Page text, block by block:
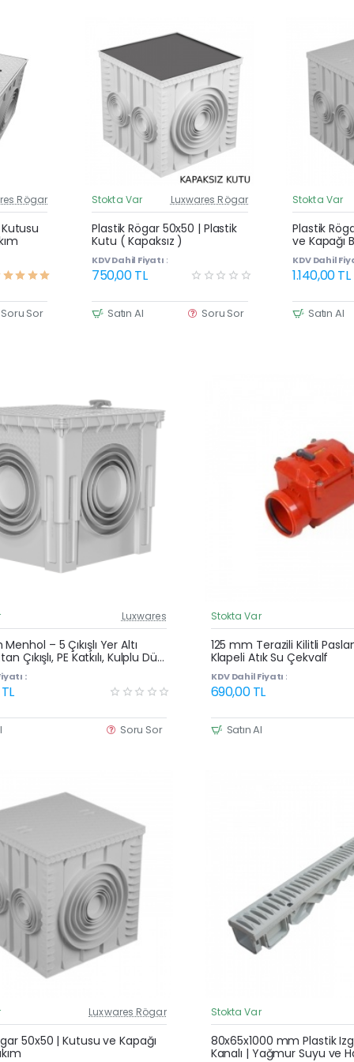
Fiyat
Yeni Ürün
Rögar
Soru Sor
Güncel Fiyat
Yeni Ürün
Stokta Var Luxwares Rögar
Plastik Rögar 50x50 | Plastik
Kutu ( Kapaksız )
KDV Dahil Fiyatı :
750,00 TL
Satın Al Soru Sor
Stokta Var
Plastik
ve Kapağı
KDV Dahil
1.140,00 TL
Satın Al
Güncel Fiyat
Yeni Ürün
Luxwares
– 5 Çıkışlı Yer Altı
Çıkışlı, PE Katkılı, Kulplu Düz
Kutusu
:
Soru Sor
Stokta Var
125 mm Terazili Kilitli
Klapeli Atık Su Çekvalf
KDV Dahil Fiyatı :
690,00 TL
Satın Al
Güncel Fiyat
Luxwares Rögar
50x50 | Kutusu ve Kapağı
Stokta Var
80x65x1000 mm Plastik
Kanalı | Yağmur Suyu ve